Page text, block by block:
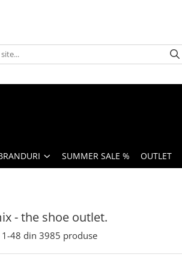
SUMMER SALE % OUTLET
- the shoe outlet.
1-48 din 3985 produse